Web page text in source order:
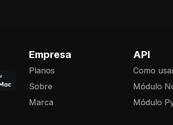
Empresa
Planos
Sobre
Marca
API
Como
Módulo
Módulo